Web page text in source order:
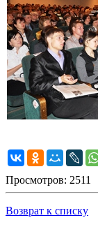
Просмотров: 2511
Возврат к списку